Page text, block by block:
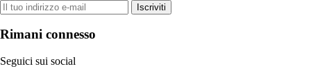
Iscriviti
Rimani connesso
Seguici sui social